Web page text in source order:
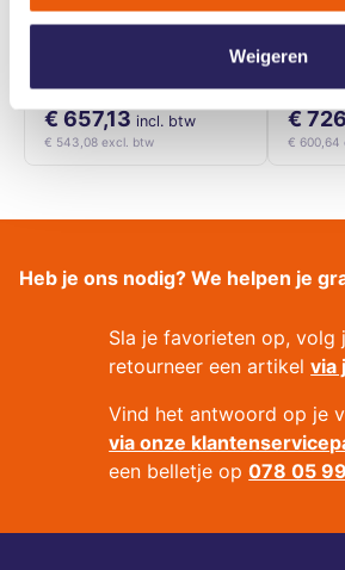
Weigeren
Milwaukee
€ 714,23
€ 657,13 incl. btw
€ 543,08 excl. btw
202x
M12-
€
€
€ 600,64
Heb je ons nodig? We helpen je
Sla je favorieten op, volg
retourneer een artikelvia
Vind het antwoord op je
via onze
een belletje op078 05